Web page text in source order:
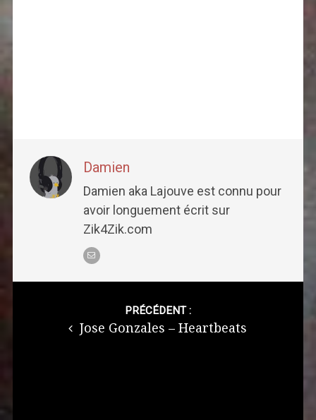
Damien
Damien aka Lajouve est connu pour
avoir longuement écrit sur
Zik4Zik.com
PRÉCÉDENT :
Jose Gonzales – Heartbeats